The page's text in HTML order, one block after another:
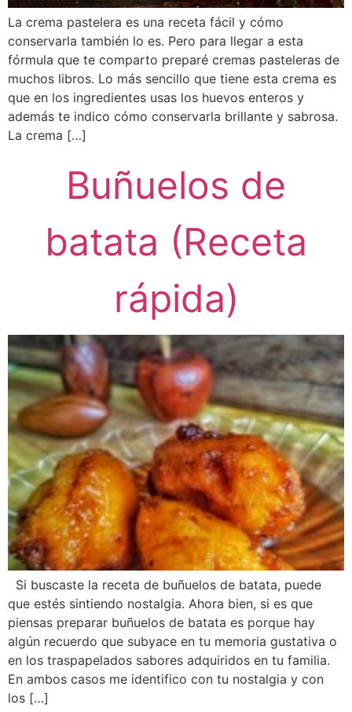
La crema pastelera es una receta fácil y cómo
conservarla también lo es. Pero para llegar a esta
fórmula que te comparto preparé cremas pasteleras de
muchos libros. Lo más sencillo que tiene esta crema es
que en los ingredientes usas los huevos enteros y
además te indico cómo conservarla brillante y sabrosa.
La crema […]
Buñuelos de
batata (Receta
rápida)
Si buscaste la receta de buñuelos de batata, puede
que estés sintiendo nostalgia. Ahora bien, si es que
piensas preparar buñuelos de batata es porque hay
algún recuerdo que subyace en tu memoria gustativa o
en los traspapelados sabores adquiridos en tu familia.
En ambos casos me identifico con tu nostalgia y con
los […]